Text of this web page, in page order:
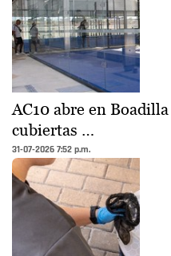
AC10 abre en
cubiertas …
31-07-2026 7:52 p.m.